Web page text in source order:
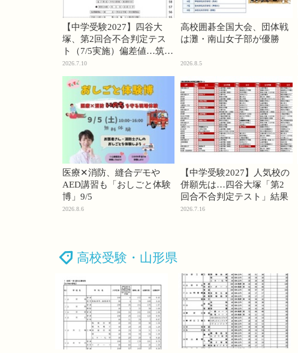
【中学受験2027】四谷大
塚、第2回合不合判定テス
ト（7/5実施）偏差値…筑駒
74・桜蔭70＜PR＞
2026.7.10
高校囲碁全国大会、団体戦
は灘・南山女子部が優勝
2026.8.5
医療✕消防、縫合デモや
AED講習も「おしごと体験
博」9/5
2026.8.6
【中学受験2027】人気校の
併願先は…四谷大塚「第2
回合不合判定テスト」結果
2026.7.16
高校受験・山形県